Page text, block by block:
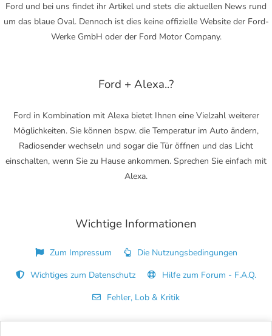
Ford und bei uns findet ihr Artikel und stets die aktuellen News rund
um das blaue Oval. Dennoch ist dies keine offizielle Website der Ford-
Werke GmbH oder der Ford Motor Company.
Ford + Alexa..?
Ford in Kombination mit Alexa bietet Ihnen eine Vielzahl weiterer
Möglichkeiten. Sie können bspw. die Temperatur im Auto ändern,
Radiosender wechseln und sogar die Tür öffnen und das Licht
einschalten, wenn Sie zu Hause ankommen. Sprechen Sie einfach mit
Alexa.
Wichtige Informationen
Zum Impressum
Die Nutzungsbedingungen
Wichtiges zum Datenschutz
Hilfe zum Forum - F.A.Q.
Fehler, Lob & Kritik